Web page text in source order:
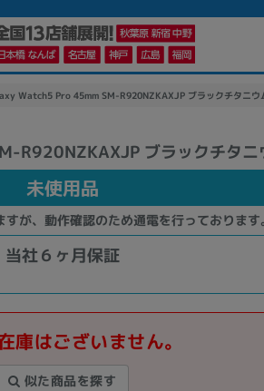
Watch5 Pro 45mm SM-R920NZKAXJP ブラックチタニ
R920NZKAXJP ブラックチタニ
未使用品
が、動作確認のため通電を行っております
当社６ヶ月保証
庫はございません。
似た商品を探す
に切り替える
カテゴリー
商品ジャンルの絞り込み